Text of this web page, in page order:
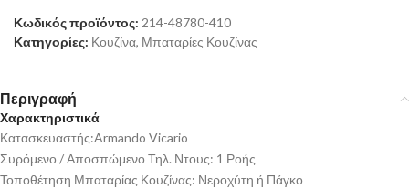
Κωδικός προϊόντος: 214-48780-410
Κατηγορίες: Κουζίνα, Μπαταρίες Κουζίνας
Περιγραφή
Χαρακτηριστικά
Κατασκευαστής:Armando Vicario
Συρόμενο / Αποσπώμενο Τηλ. Ντους: 1 Ροής
Τοποθέτηση Μπαταρίας Κουζίνας: Νεροχύτη ή Πάγκο